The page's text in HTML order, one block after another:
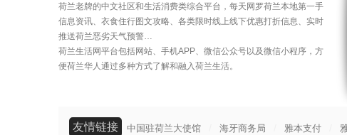
荷兰老牌的中文社区和生活消费类综合平台，每天网罗荷兰本地第一手
信息资讯、衣食住行图文攻略、各类限时线上线下优惠打折信息、实时
推送荷兰恶劣天气预警…
荷兰生活网平台包括网站、手机APP、微信公众号以及微信小程序，方
便荷兰华人通过多种方式了解和融入荷兰生活。
友情链接 中国驻荷兰大使馆 海牙商务局 雅本支付